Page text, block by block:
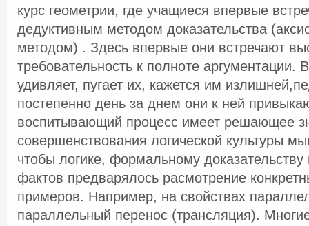
курс геометрии, где учащиеся впервые
дедуктивным методом доказательства
методом) . Здесь впервые они встречают
требовательность к полноте аргументации.
удивляет, пугает их, кажется им
постепенно день за днем они к ней
воспитывающий процесс имеет решающее
совершенствования логической культуры
чтобы логике, формальному доказательству
фактов предварялось расмотрение
примеров. Например, на свойствах
параллельный перенос (трансляция).